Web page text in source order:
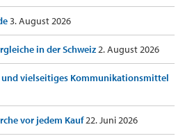
3. August 2026
in der Schweiz2. August 2026
und vielseitiges Kommunikationsmittel
vor jedem Kauf22. Juni 2026